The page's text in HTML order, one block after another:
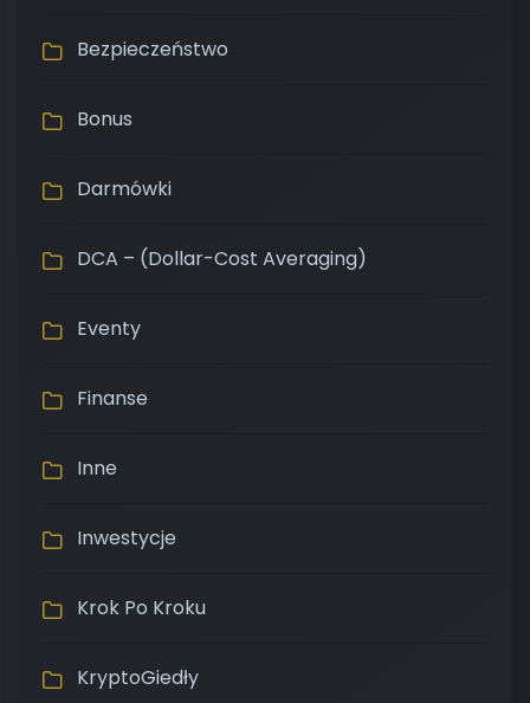
Bezpieczeństwo
Bonus
Darmówki
DCA – (Dollar-Cost Averaging)
Eventy
Finanse
Inne
Inwestycje
Krok Po Kroku
KryptoGiedły